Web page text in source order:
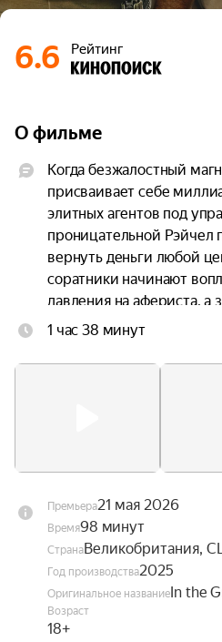
6.6 Рейтинг
О фильме
Когда безжалостный
присваивает себе
элитных агентов под
проницательной Рэйчел
вернуть деньги любой
соратники начинают
давления на афериста, а
остров Салазара, где
внезапно ситуация
1 час 38 минут
Премьера21 мая 2026
Время98 минут
СтранаВеликобритания,
Год производства2025
Оригинальное названиеIn the
Возраст
18+